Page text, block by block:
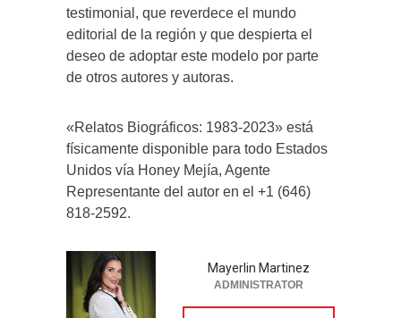
testimonial, que reverdece el mundo
editorial de la región y que despierta el
deseo de adoptar este modelo por parte
de otros autores y autoras.
«Relatos Biográficos: 1983-2023» está
físicamente disponible para todo Estados
Unidos vía Honey Mejía, Agente
Representante del autor en el +1 (646)
818-2592.
Mayerlin Martinez
ADMINISTRATOR